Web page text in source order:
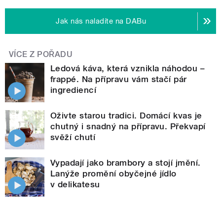
Jak nás naladíte na DABu
VÍCE Z POŘADU
Ledová káva, která vznikla náhodou –
frappé. Na přípravu vám stačí pár
ingrediencí
Oživte starou tradici. Domácí kvas je
chutný i snadný na přípravu. Překvapí
svěží chutí
Vypadají jako brambory a stojí jmění.
Lanýže promění obyčejné jídlo
v delikatesu